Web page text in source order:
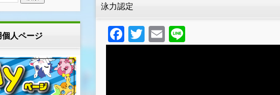
泳力認定
F
a
T
wi
E
m n
人ページ